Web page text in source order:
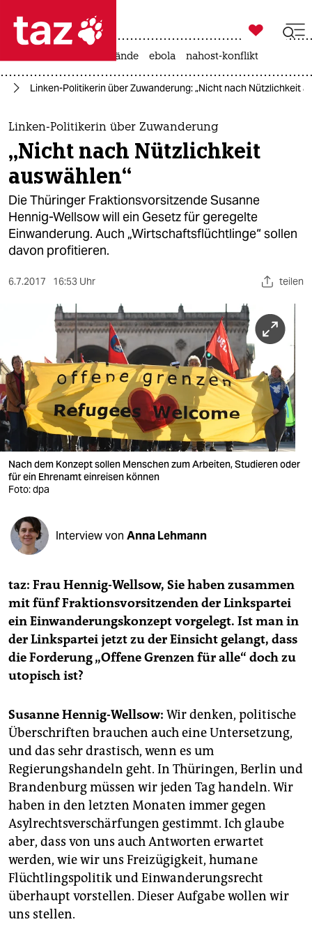
 taz zahl ich
taz zahl ich
themen
politik
öko
gesellschaft
kultur
sport
wahrheit
verlag
verlag
veranstaltungen
shop
fragen & hilfe
unterstützen
genossenschaft
epaper login

taz zahl ich
waldbrände ebola nahost-konflikt
Linken-Politikerin über Zuwanderung: „Nicht nach Nützlichkeit
Linken-Politikerin über Zuwanderung
„Nicht nach Nützlichkeit
auswählen“
Die Thüringer Fraktionsvorsitzende Susanne
Hennig-Wellsow will ein Gesetz für geregelte
Einwanderung. Auch „Wirtschaftsflüchtlinge“ sollen
davon profitieren.
6.7.2017 16:53 Uhr teilen
Nach dem Konzept sollen Menschen zum Arbeiten, Studieren oder
für ein Ehrenamt einreisen können
Foto: dpa
Interview von Anna Lehmann
taz: Frau Hennig-Wellsow, Sie haben zusammen
mit fünf Fraktionsvorsitzenden der Linkspartei
ein Einwanderungskonzept vorgelegt. Ist man in
der Linkspartei jetzt zu der Einsicht gelangt, dass
die Forderung „Offene Grenzen für alle“ doch zu
utopisch ist?
Susanne Hennig-Wellsow: Wir denken, politische
Überschriften brauchen auch eine Untersetzung,
und das sehr drastisch, wenn es um
Regierungshandeln geht. In Thüringen, Berlin und
Brandenburg müssen wir jeden Tag handeln. Wir
haben in den letzten Monaten immer gegen
Asylrechtsverschärfungen gestimmt. Ich glaube
aber, dass von uns auch Antworten erwartet
werden, wie wir uns Freizügigkeit, humane
Flüchtlingspolitik und Einwanderungsrecht
überhaupt vorstellen. Dieser Aufgabe wollen wir
uns stellen.